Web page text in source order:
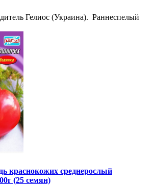
Гелиос (Украина). Раннеспелый
краснокожих среднерослый
(25 семян)